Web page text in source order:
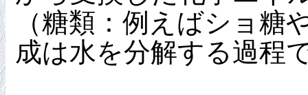
（糖類：例えばショ
成は水を分解する過程